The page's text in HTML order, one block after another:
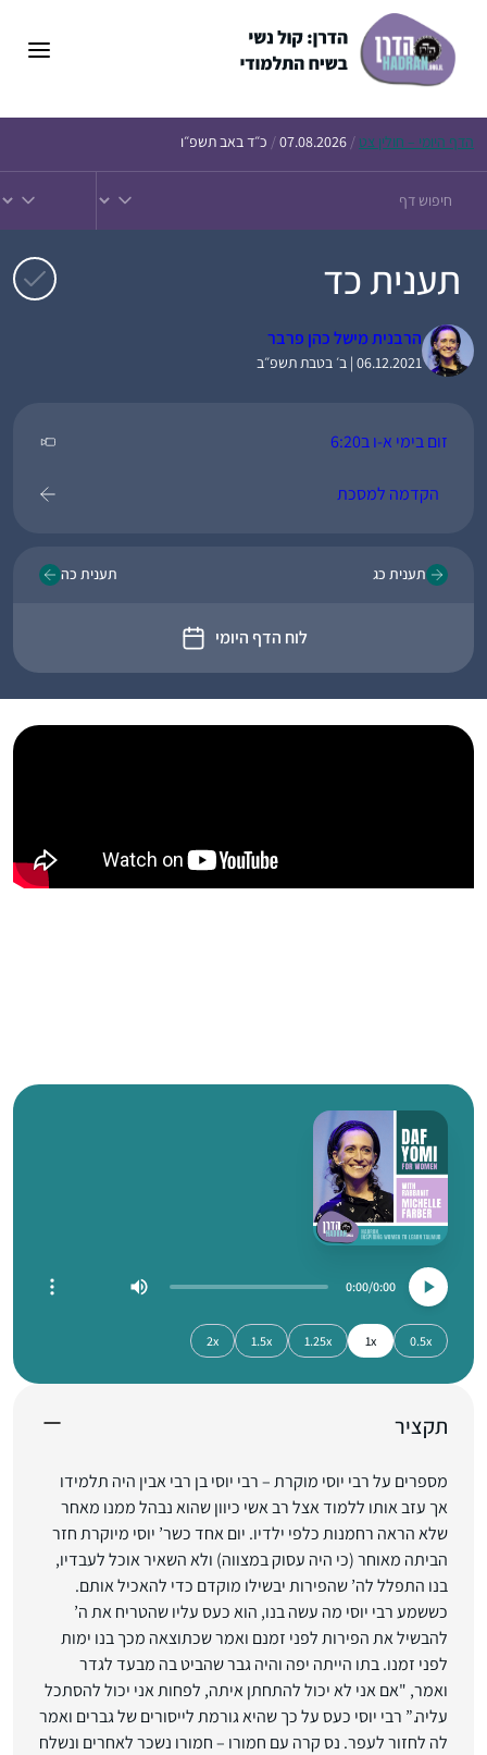
הדף היומי – חולין צט /
07.08.2026
/ כ״ד באב תשפ״ו
תענית כד
הרבנית מישל כהן פרבר
06.12.2021 | ב׳ בטבת תשפ״ב
זום בימי א-ו ב6:20
הקדמה למסכת
תענית כג
לוח הדף היומי
תענית כה
0:00
0:00
0.5x
1x
1.25x
1.5x
2x
תקציר
מספרים על רבי יוסי מוקרת – רבי יוסי בן רבי אבין היה תלמידו
אך עזב אותו ללמוד אצל רב אשי כיוון שהוא נבהל ממנו מאחר
שלא הראה רחמנות כלפי ילדיו. יום אחד כשר’ יוסי מיוקרת חזר
הביתה מאוחר (כי היה עסוק במצווה) ולא השאיר אוכל לעבדיו,
בנו התפלל לה’ שהפירות יבשילו מוקדם כדי להאכיל אותם.
כששמע רבי יוסי מה עשה בנו, הוא כעס עליו שהטריח את ה’
להבשיל את הפירות לפני זמנם ואמר שכתוצאה מכך בנו ימות
לפני זמנו. בתו הייתה יפה והיה גבר שהביט בה מבעד לגדר
ואמר, "אם אני לא יכול להתחתן איתה, לפחות אני יכול להסתכל
עליה.” רבי יוסי כעס על כך שהיא גורמת לייסורים של גברים ואמר
לה לחזור לעפר. נס קרה עם חמורו – חמורו נשכר לאחרים ונשלח